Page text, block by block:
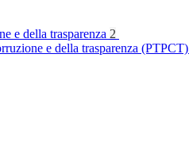
e della trasparenza 2
e della trasparenza (PTPCT)